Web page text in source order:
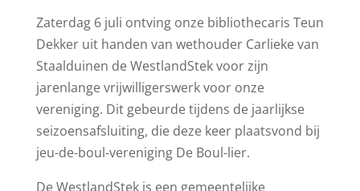
Zaterdag 6 juli ontving onze bibliothecaris Teun
Dekker uit handen van wethouder Carlieke van
Staalduinen de WestlandStek voor zijn
jarenlange vrijwilligerswerk voor onze
vereniging. Dit gebeurde tijdens de jaarlijkse
seizoensafsluiting, die deze keer plaatsvond bij
jeu-de-boul-vereniging De Boul-lier.
De WestlandStek is een gemeentelijke